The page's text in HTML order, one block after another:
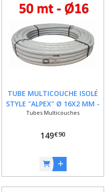
TUBE MULTICOUCHE ISOLÉ
STYLE "ALPEX" Ø 16X2 MM -
ROULEAU 50 M
Tubes Multicouches
149€90